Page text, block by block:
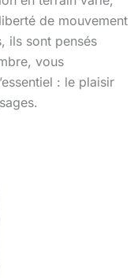
de mouvement
ils sont pensés
vous
: le plaisir